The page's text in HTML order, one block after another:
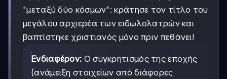
"μεταξύ δύο κόσμων": κράτησε τον τίτλο του
μεγάλου αρχιερέα των ειδωλολατρών και
βαπτίστηκε χριστιανός μόνο πριν πεθάνει!
Ενδιαφέρον: Ο συγκρητισμός της εποχής
(ανάμειξη στοιχείων από διάφορες